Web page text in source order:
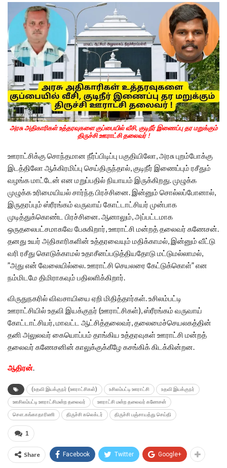
அரசு அதிகாரிகள் உத்தரவுகளை குப்பையில் வீசி, குடிநீர் இணைப்பு தர மறுக்கும்
திருச்சி ஊராட்சி தலைவர் !
ஊராட்சிக்கு சொந்தமான நீர்ப்பிடிப்பு பகுதியிலோ, அரசு புறம்போக்கு
இடத்திலோ ஆக்கிரமிப்பு செய்திருந்தால், குடிநீர் இணைப்பும் ரசீதும்
வழங்க மாட்டேன் என மறுப்பதில் நியாயம் இருக்கிறது. முழுக்க
முழுக்க உரிமையியல் சார்ந்த பிரச்சினை. இன்னும் சொல்லப்போனால்,
இருதரப்பும் ஸ்ரீரங்கம் வருவாய் கோட்டாட்சியர் முன்பாக
முடித்துக்கொண்ட பிரச்சினை. ஆனாலும், அப்பட்டமாக
ஒருதலைபட்சமாகவே பேசுகிறார், ஊராட்சி மன்றத் தலைவர் கணேசன்.
தனது உயர் அதிகாரிகளின் உத்தரவையும் மதிக்காமல், இன்னும் வீட்டு
வரி ரசீது கொடுக்காமல் உதாசீனப்படுத்தியதோடு மட்டுமல்லாமல்,
”அது என் வேலையில்லை. ஊராட்சி செயலரை கேட்டுக்கொள்” என
நம்மிடமே திமிராகவும் பதிலளிக்கிறார்.
விருதுநகரில் விவசாயியை ஏறி மிதித்தார்கள். உசிலம்பட்டி
ஊராட்சியில் உதவி இயக்குநர் (ஊராட்சிகள்), ஸ்ரீரங்கம் வருவாய்
கோட்டாட்சியர், மாவட்ட ஆட்சித்தலைவர், தலைமைச்செயலகத்தின்
தனி அலுலவர் கையொப்பம் தாங்கிய உத்தரவுகள் ஊராட்சி மன்றத்
தலைவர் கணேசனின் காலுக்குக்கீழே கசங்கிக் கிடக்கின்றன.
ஆதிரன்
(உதவி இயக்குநர் (ஊராட்சிகள்) உசிலம்பட்டி ஊராட்சி உதவி இயக்குநர்
ஊசிலம்பட்டி ஊராட்சிமன்ற தலைவர் ஊராட்சி மன்ற தலைவர் கணேசன்
சௌ.கங்காதாரிணி திருச்சி கலெக்டர் திருச்சி பஞ்சாயத்து செய்தி
1
Share Facebook Twitter Google+